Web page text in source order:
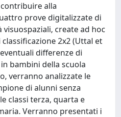
alla
prove digitalizzate di
create ad hoc
2x2 (Uttal et
differenze di
bambini della scuola
verranno analizzate le
di alunni senza
classi terza, quarta e
Verranno presentati i